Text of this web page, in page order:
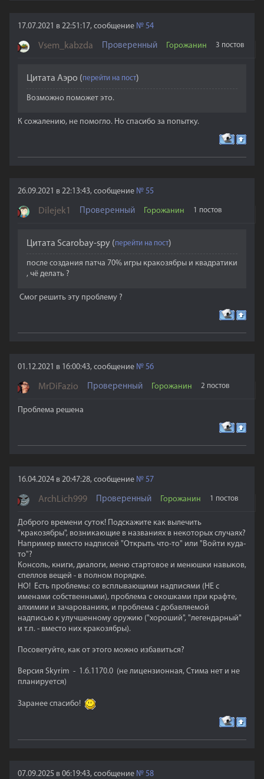
17.07.2021 в 22:51:17, сообщение № 54
Vsem_kabzda Проверенный Горожанин 3 постов
Цитата Аэро ( )
Возможно поможет это.
К сожалению, не помогло. Но спасибо за попытку.
26.09.2021 в 22:13:43, сообщение № 55
Dilejek1 Проверенный Горожанин 1 постов
Цитата Scarobay-spy ( )
после создания патча 70% игры кракозябры и квадратики
, чё делать ?
Смог решить эту проблему ?
01.12.2021 в 16:00:43, сообщение № 56
MrDiFazio Проверенный Горожанин 2 постов
Проблема решена
16.04.2024 в 20:47:28, сообщение № 57
ArchLich999 Проверенный Горожанин 1 постов
Доброго времени суток! Подскажите как вылечить
"кракозябры", возникающие в названиях в некоторых случаях?
Например вместо надписей "Открыть что-то" или "Войти куда-
то"?
Консоль, книги, диалоги, меню стартовое и менюшки навыков,
спеллов вещей - в полном порядке.
НО! Есть проблемы: со всплывающими надписями (НЕ с
именами собственными), проблема с окошками при крафте,
алхимии и зачарованиях, и проблема с добавляемой
надписью к улучшенному оружию ("хороший", "легендарный"
и т.п. - вместо них кракозябры).
Посоветуйте, как от этого можно избавиться?
Версия Skyrim - 1.6.1170.0 (не лицензионная, Стима нет и не
планируется)
Заранее спасибо!
07.09.2025 в 06:19:43, сообщение № 58